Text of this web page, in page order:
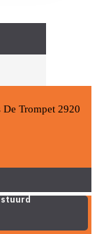
Trompet 2920